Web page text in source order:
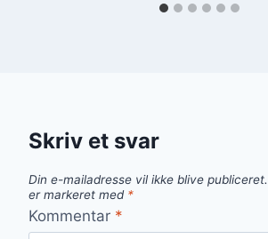
Skriv et svar
Din e-mailadresse vil ikke blive publiceret.
er markeret med *
Kommentar *